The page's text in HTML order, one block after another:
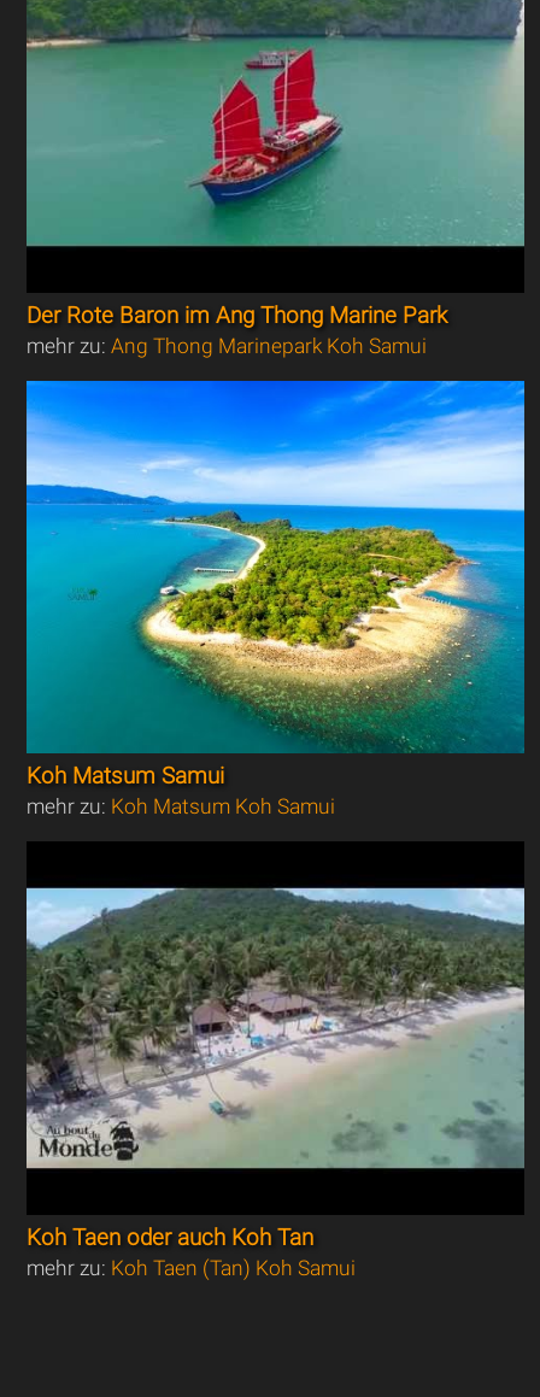
Der Rote Baron im Ang Thong Marine Park
mehr zu:Ang Thong Marinepark Koh Samui
Koh Matsum Samui
mehr zu: Koh Matsum Koh Samui
Koh Taen oder auch Koh Tan
mehr zu: Koh Taen (Tan) Koh Samui